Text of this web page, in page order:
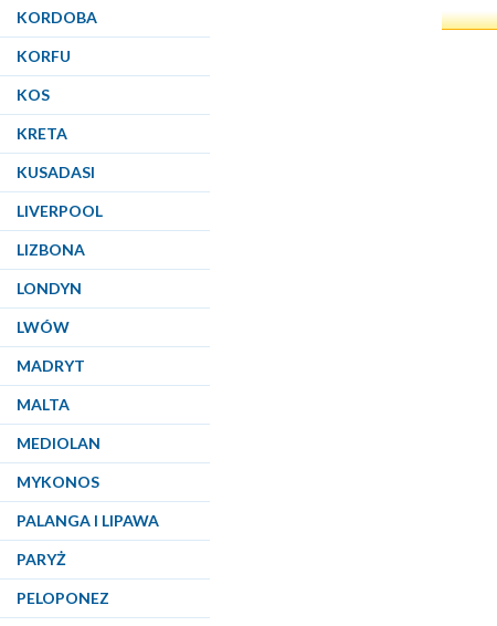
KORDOBA
KORFU
KOS
KRETA
KUSADASI
LIVERPOOL
LIZBONA
LONDYN
LWÓW
MADRYT
MALTA
MEDIOLAN
MYKONOS
PALANGA I LIPAWA
PARYŻ
PELOPONEZ